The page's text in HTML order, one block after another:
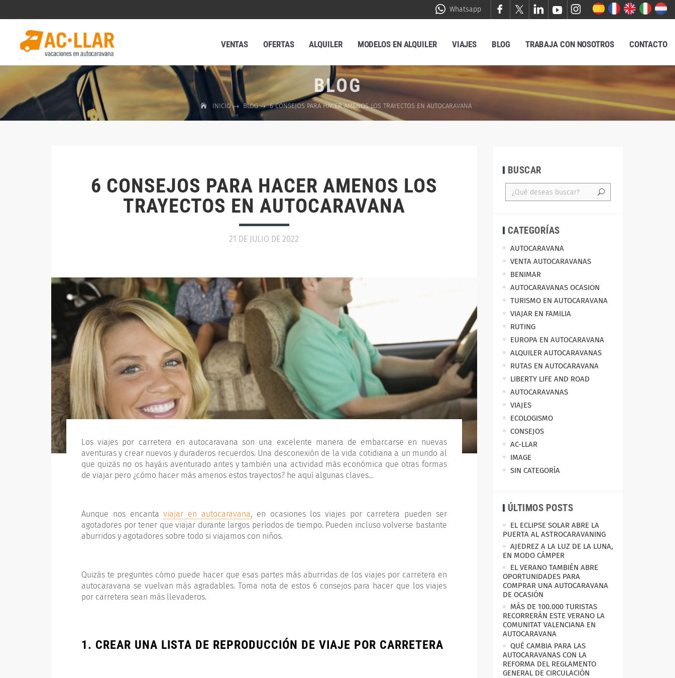
Whatsapp
VENTAS OFERTAS ALQUILER MODELOS EN ALQUILER VIAJES BLOG TRABAJA CON NOSOTROS CONTACTO
BLOG
INICIO BLOG 6 CONSEJOS PARA HACER AMENOS LOS TRAYECTOS EN AUTOCARAVANA
6 CONSEJOS PARA HACER AMENOS LOS
TRAYECTOS EN AUTOCARAVANA
21 DE JULIO DE 2022
Los viajes por carretera en autocaravana son una excelente manera de embarcarse en nuevas
aventuras y crear nuevos y duraderos recuerdos. Una desconexión de la vida cotidiana a un mundo al
que quizás no os hayáis aventurado antes y también una actividad más económica que otras formas
de viajar pero ¿cómo hacer más amenos estos trayectos? he aquí algunas claves…
Aunque nos encantaviajar en autocaravana, en ocasiones los viajes por carretera pueden ser
agotadores por tener que viajar durante largos períodos de tiempo. Pueden incluso volverse bastante
aburridos y agotadores sobre todo si viajamos con niños.
Quizás te preguntes cómo puede hacer que esas partes más aburridas de los viajes por carretera en
autocaravana se vuelvan más agradables. Toma nota de estos 6 consejos para hacer que los viajes
por carretera sean más llevaderos.
1. CREAR UNA LISTA DE REPRODUCCIÓN DE VIAJE POR CARRETERA
BUSCAR
CATEGORÍAS
AUTOCARAVANA
VENTA AUTOCARAVANAS
BENIMAR
AUTOCARAVANAS OCASION
TURISMO EN AUTOCARAVANA
VIAJAR EN FAMILIA
RUTING
EUROPA EN AUTOCARAVANA
ALQUILER AUTOCARAVANAS
RUTAS EN AUTOCARAVANA
LIBERTY LIFE AND ROAD
AUTOCARAVANAS
VIAJES
ECOLOGISMO
CONSEJOS
AC-LLAR
IMAGE
SIN CATEGORÍA
ÚLTIMOS POSTS
EL ECLIPSE SOLAR ABRE LA
PUERTA AL ASTROCARAVANING
AJEDREZ A LA LUZ DE LA LUNA,
EN MODO CÁMPER
EL VERANO TAMBIÉN ABRE
OPORTUNIDADES PARA
COMPRAR UNA AUTOCARAVANA
DE OCASIÓN
MÁS DE 100.000 TURISTAS
RECORRERÁN ESTE VERANO LA
COMUNITAT VALENCIANA EN
AUTOCARAVANA
QUÉ CAMBIA PARA LAS
AUTOCARAVANAS CON LA
REFORMA DEL REGLAMENTO
GENERAL DE CIRCULACIÓN